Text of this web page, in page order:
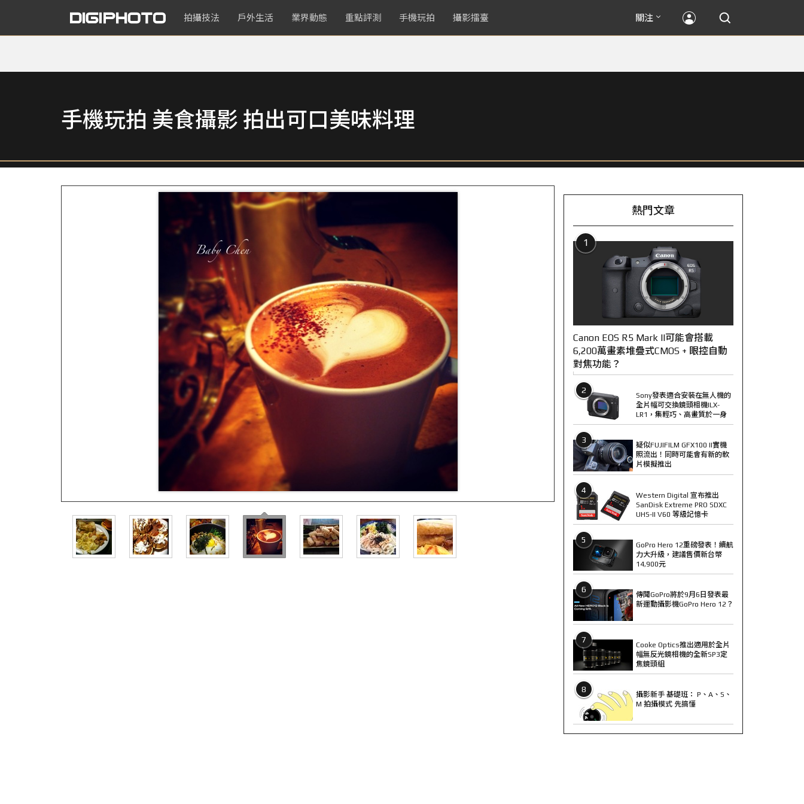
拍攝技法 戶外生活 業界動態 重點評測 手機玩拍 攝影擂臺 關注
手機玩拍 美食攝影 拍出可口美味料理
熱門文章
1
Canon EOS R5 Mark II可能會搭載
6,200萬畫素堆疊式CMOS + 眼控自動
對焦功能？
2
Sony發表適合安裝在無人機的
全片幅可交換鏡頭相機ILX-
LR1，集輕巧、高畫質於一身
3
疑似FUJIFILM GFX100 II實機
照流出！同時可能會有新的軟
片模擬推出
4
Western Digital 宣布推出
SanDisk Extreme PRO SDXC
UHS-II V60 等級記憶卡
5
GoPro Hero 12重磅發表！續航
力大升級，建議售價新台幣
14,900元
6
傳聞GoPro將於9月6日發表最
新運動攝影機GoPro Hero 12？
7
Cooke Optics推出適用於全片
幅無反光鏡相機的全新SP3定
焦鏡頭組
8
攝影新手 基礎班： P、A、S、
M 拍攝模式 先搞懂